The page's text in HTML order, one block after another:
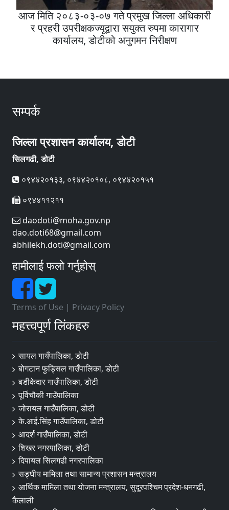
आज मिति २०८३-०३-०७ गते प्रमुख जिल्ला अधिकारी
र प्रहरी उपरीक्षकज्यूद्वारा सयुक्त रुपमा कारागार
कार्यालय, डोटीको अनुगमन निरीक्षण
सम्पर्क
जिल्ला प्रशासन कार्यालय, डोटी
सिलगढी, डोटी
०९४४२०१३३, ०९४४२०१०८, ०९४४२०१५१
०९४४११२११
daodoti@moha.gov.np
dao.doti68@gmail.com
abhilekh.doti@gmail.com
हामीलाई फलो गर्नुहोस्
Terms of Use | Privacy Policy
महत्त्वपूर्ण लिंकहरु
सायल गायँपालिका, डोटी
बोगटान फुड्सिल गाउँपालिका, डोटी
बडीकेदार गाउँपालिका, डोटी
पूर्विचौकी गाउँपालिका
जोरायल गाउँपालिका, डोटी
के.आई.सिंह गाउँपालिका, डोटी
आदर्श गाउँपालिका, डोटी
शिखर नगरपालिका, डोटी
दिपायल सिलगढी नगरपालिका
सङ्‍घीय मामिला तथा सामान्य प्रशासन मन्त्रालय
आर्थिक मामिला तथा योजना मन्त्रालय, सुदूरपश्चिम प्रदेश-धनगढी,
कैलाली